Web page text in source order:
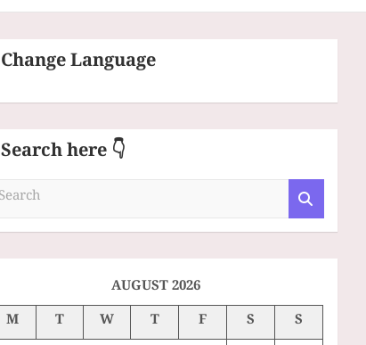
Change Language
Search here 👇
AUGUST 2026
M
T W T F S
S